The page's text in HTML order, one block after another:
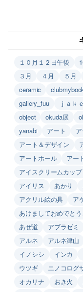
１０月１２日午後
３月
４月 ５月
ceramic
gallery_fuu
ｊａｋ
object
okuda展
yanabi
アート
アート＆デザイン
アートホール
アー
アイスクリームカップ
アイリス
あかり
アクリル絵の具
ア
あけましておめでと
あぜ道
アブラゼミ
アルネ
アルネ津山
イノシシ
インカ
ウツギ
エノコログ
オカリナ
おき火